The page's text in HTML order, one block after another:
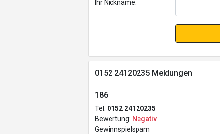
Ihr Nickname:
0152 24120235 Meldungen
186
Tel: 0152 24120235
Bewertung: Negativ
Gewinnspielspam